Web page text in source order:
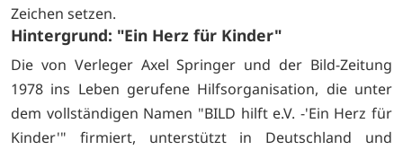
Zeichen setzen.
Hintergrund: "Ein Herz für Kinder"
Die von Verleger Axel Springer und der Bild-Zeitung
1978 ins Leben gerufene Hilfsorganisation, die unter
dem vollständigen Namen "BILD hilft e.V. -'Ein Herz für
Kinder'" firmiert, unterstützt in Deutschland und